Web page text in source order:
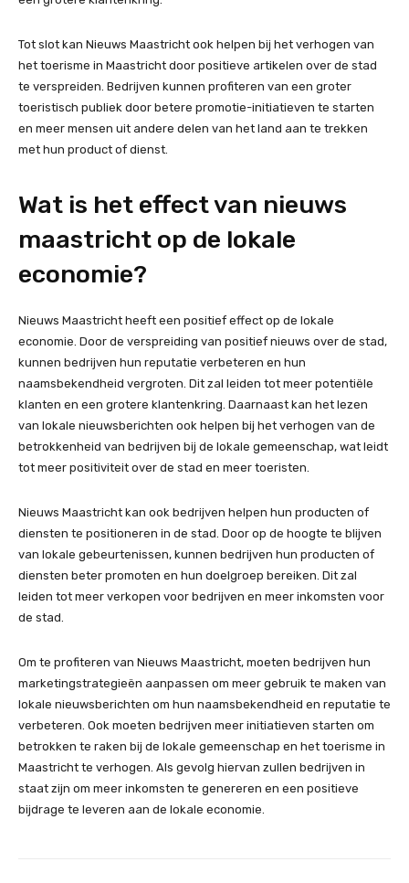
Tot slot kan Nieuws Maastricht ook helpen bij het verhogen van
het toerisme in Maastricht door positieve artikelen over de stad
te verspreiden. Bedrijven kunnen profiteren van een groter
toeristisch publiek door betere promotie-initiatieven te starten
en meer mensen uit andere delen van het land aan te trekken
met hun product of dienst.
Wat is het effect van nieuws
maastricht op de lokale
economie?
Nieuws Maastricht heeft een positief effect op de lokale
economie. Door de verspreiding van positief nieuws over de stad,
kunnen bedrijven hun reputatie verbeteren en hun
naamsbekendheid vergroten. Dit zal leiden tot meer potentiële
klanten en een grotere klantenkring. Daarnaast kan het lezen
van lokale nieuwsberichten ook helpen bij het verhogen van de
betrokkenheid van bedrijven bij de lokale gemeenschap, wat leidt
tot meer positiviteit over de stad en meer toeristen.
Nieuws Maastricht kan ook bedrijven helpen hun producten of
diensten te positioneren in de stad. Door op de hoogte te blijven
van lokale gebeurtenissen, kunnen bedrijven hun producten of
diensten beter promoten en hun doelgroep bereiken. Dit zal
leiden tot meer verkopen voor bedrijven en meer inkomsten voor
de stad.
Om te profiteren van Nieuws Maastricht, moeten bedrijven hun
marketingstrategieën aanpassen om meer gebruik te maken van
lokale nieuwsberichten om hun naamsbekendheid en reputatie te
verbeteren. Ook moeten bedrijven meer initiatieven starten om
betrokken te raken bij de lokale gemeenschap en het toerisme in
Maastricht te verhogen. Als gevolg hiervan zullen bedrijven in
staat zijn om meer inkomsten te genereren en een positieve
bijdrage te leveren aan de lokale economie.